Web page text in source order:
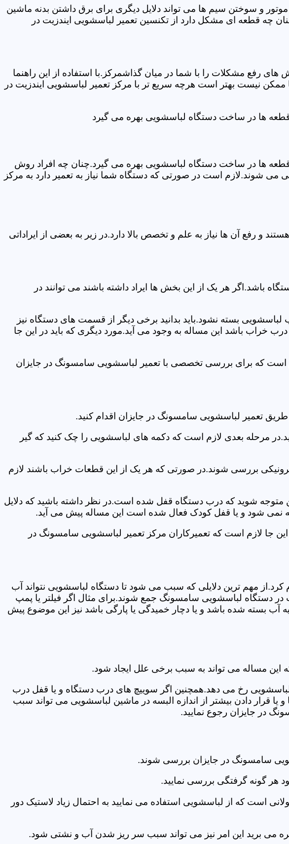
و سوختن سیم ها می تواند دلایل دیگری برای برق داشتن بدنه ماشین
چه قطعه ای مشکل دارد از تکنسین تعمیر لباسشویی ایندزیت در
رفع مشکلات را با شما در میان گذاشمرکز.با استفاده از این راهنما
نیست بهتر است هرچه سریع تر با مرکز تعمیر لباسشویی ایندزیت در
قطعه ها در ساخت دستگاه لباسشویی بهره می گیرد
قطعه ها در ساخت دستگاه لباسشویی بهره می گیرد.چنان چه افراد روش
شوند.لازم است در صورتی که دستگاه شما نیاز به تعمیر دارد به مرکز
رفع آن ها نیاز به علم و تخصص بالا دارد.در زیر به بعضی از ایراداتی
باشد.اگر هر یک از این بخش ها ایراد داشته باشند می توانند در
بسته نشود.باید بدانید برخی دیگر از قسمت های دستگاه نیز
خراب باشد این مساله به وجود می آید.مورد دیگری که باید در این جا
است که برای بررسی تخصصی با تعمیر لباسشویی سامسونگ در جایزان
تعمیر لباسشویی سامسونگ در جایزان اقدام کنید.
مرحله بعدی لازم است که دکمه های لباسشویی را چک کنید که گیر
بررسی شوند.در صورتی که هر یک از این قطعات خراب باشند لازم
متوجه شوید که درب دستگاه قفل شده است.در نظر داشته باشید که دلایل
نمی شود و یا قفل کودک فعال شده است این مساله پیش می آید.
جا لازم است که تعمیرکاران مرکز تعمیر لباسشویی سامسونگ در
مهم ترین دلایلی که سبب می شود تا دستگاه لباسشویی نتواند آب
دستگاه لباسشویی سامسونگ جمع شوند.برای مثال اگر فیلتر یا پمپ
آب بسته شده باشد و یا دچار خمیدگی یا پارگی باشد نیز این موضوع پیش
این مساله می تواند به سبب برخی علل ایجاد شود.
رخ می دهد.همچنین اگر سوییچ های درب دستگاه و یا قفل درب
دادن بیشتر از اندازه البسه در ماشین لباسشویی می تواند سبب
در جایزان رجوع نمایید.
سامسونگ در جایزان بررسی شوند.
هر گونه گرفتگی بررسی نمایید.
است که از لباسشویی استفاده می نمایید به احتمال زیاد لاستیک دور
بهره می برید این امر نیز می تواند سبب سر ریز شدن آب و نشتی شود.